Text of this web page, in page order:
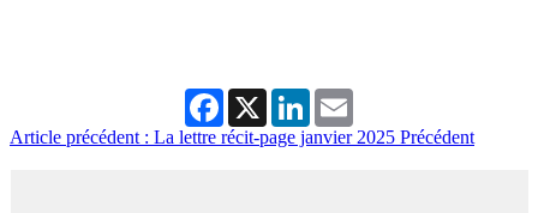
Facebook
X LinkedIn
Article précédent : La lettre récit-page janvier 2025 Précédent